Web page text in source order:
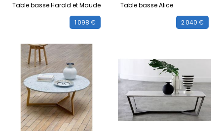
Table basse Harold et Maude
1 098 €
Table basse Alice
2 040 €